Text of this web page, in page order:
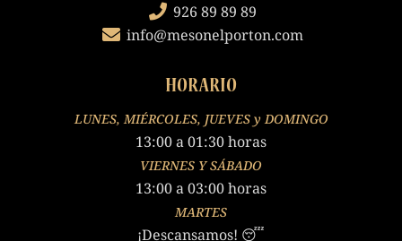
926 89 89 89
info@mesonelporton.com
HORARIO
LUNES, MIÉRCOLES, JUEVES y DOMINGO
13:00 a 01:30 horas
VIERNES Y SÁBADO
13:00 a 03:00 horas
MARTES
¡Descansamos! 😴